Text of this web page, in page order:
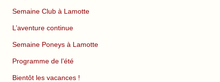
Semaine Club à Lamotte
L’aventure continue
Semaine Poneys à Lamotte
Programme de l’été
Bientôt les vacances !